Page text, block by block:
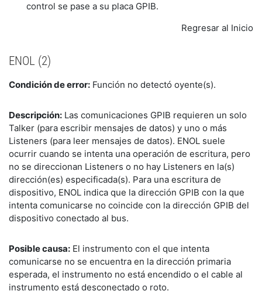
control se pase a su placa GPIB.
Regresar al Inicio
ENOL (2)
Condición de error: Función no detectó oyente(s).
Descripción: Las comunicaciones GPIB requieren un solo
Talker (para escribir mensajes de datos) y uno o más
Listeners (para leer mensajes de datos). ENOL suele
ocurrir cuando se intenta una operación de escritura, pero
no se direccionan Listeners o no hay Listeners en la(s)
dirección(es) especificada(s). Para una escritura de
dispositivo, ENOL indica que la dirección GPIB con la que
intenta comunicarse no coincide con la dirección GPIB del
dispositivo conectado al bus.
Posible causa: El instrumento con el que intenta
comunicarse no se encuentra en la dirección primaria
esperada, el instrumento no está encendido o el cable al
instrumento está desconectado o roto.